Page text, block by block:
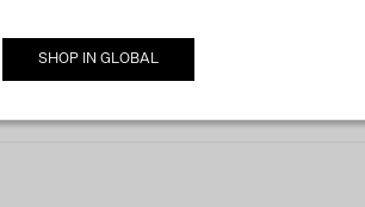
SHOP IN GLOBAL